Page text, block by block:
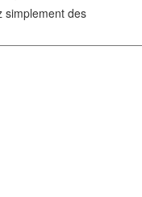
simplement des